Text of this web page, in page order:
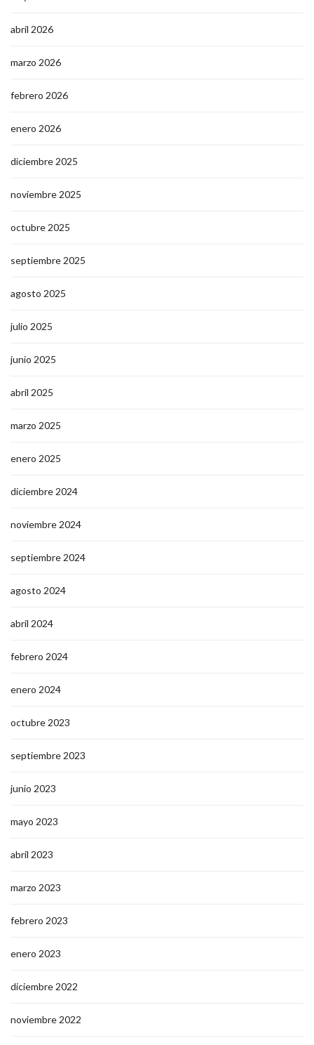
abril 2026
marzo 2026
febrero 2026
enero 2026
diciembre 2025
noviembre 2025
octubre 2025
septiembre 2025
agosto 2025
julio 2025
junio 2025
abril 2025
marzo 2025
enero 2025
diciembre 2024
noviembre 2024
septiembre 2024
agosto 2024
abril 2024
febrero 2024
enero 2024
octubre 2023
septiembre 2023
junio 2023
mayo 2023
abril 2023
marzo 2023
febrero 2023
enero 2023
diciembre 2022
noviembre 2022